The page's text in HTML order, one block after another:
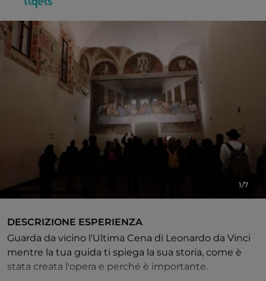
1/7
DESCRIZIONE ESPERIENZA
Guarda da vicino l'Ultima Cena di Leonardo da Vinci
mentre la tua guida ti spiega la sua storia, come è
stata creata l'opera e perché è importante.